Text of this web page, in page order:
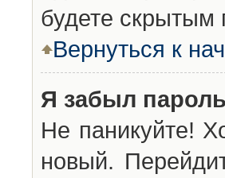
будете скрытым
Вернуться к
Я забыл
Не паникуйте!
новый.